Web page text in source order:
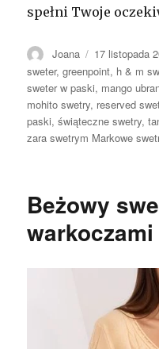
spełni Twoje
Autor
Joana Opublikowano
17 listopada
sweter,greenpoint, h & m
sweter w paski, mango
mohito swetry, reserved
paski,świąteczne swetry,
zara swetrym Markowe
Beżowy